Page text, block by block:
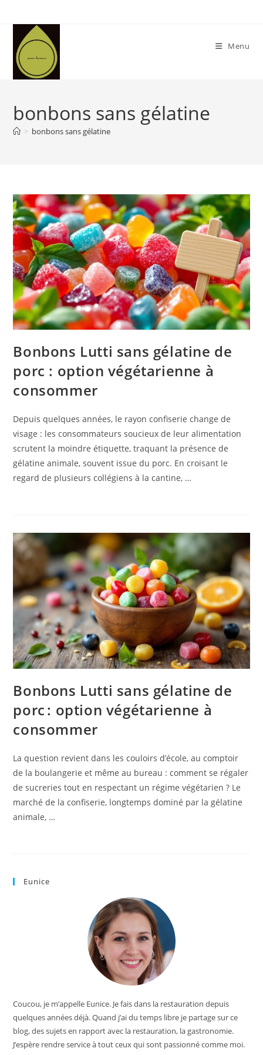
content
Menu
bonbons sans gélatine
> bonbons sans gélatine
Bonbons Lutti sans gélatine de
porc : option végétarienne à
consommer
Depuis quelques années, le rayon confiserie change de
visage : les consommateurs soucieux de leur alimentation
scrutent la moindre étiquette, traquant la présence de
gélatine animale, souvent issue du porc. En croisant le
regard de plusieurs collégiens à la cantine, …
Bonbons Lutti sans gélatine de
porc : option végétarienne à
consommer
La question revient dans les couloirs d’école, au comptoir
de la boulangerie et même au bureau : comment se régaler
de sucreries tout en respectant un régime végétarien ? Le
marché de la confiserie, longtemps dominé par la gélatine
animale, …
Eunice
Coucou, je m’appelle Eunice. Je fais dans la restauration depuis
quelques années déjà. Quand j’ai du temps libre je partage sur ce
blog, des sujets en rapport avec la restauration, la gastronomie.
J’espère rendre service à tout ceux qui sont passionné comme moi.